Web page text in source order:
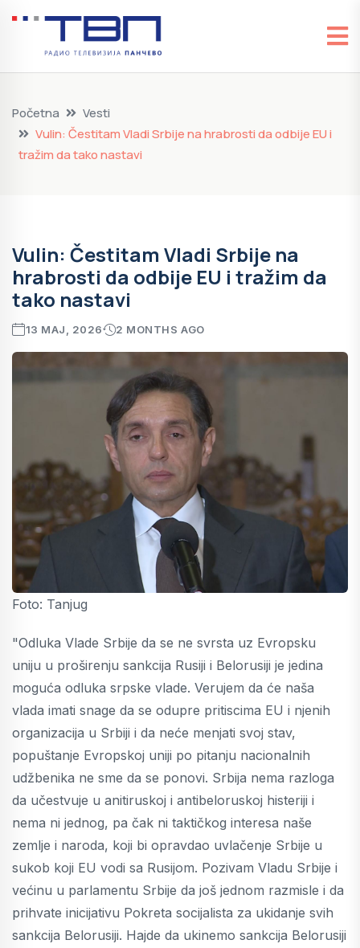
Početna
Vesti
Vulin: Čestitam Vladi Srbije na hrabrosti da odbije EU i
tražim da tako nastavi
Vulin: Čestitam Vladi Srbije na
hrabrosti da odbije EU i tražim da
tako nastavi
13 MAJ, 2026 2 MONTHS AGO
Foto: Tanjug
"Odluka Vlade Srbije da se ne svrsta uz Evropsku
uniju u proširenju sankcija Rusiji i Belorusiji je jedina
moguća odluka srpske vlade. Verujem da će naša
vlada imati snage da se odupre pritiscima EU i njenih
organizacija u Srbiji i da neće menjati svoj stav,
popuštanje Evropskoj uniji po pitanju nacionalnih
udžbenika ne sme da se ponovi. Srbija nema razloga
da učestvuje u anitiruskoj i antibeloruskoj histeriji i
nema ni jednog, pa čak ni taktičkog interesa naše
zemlje i naroda, koji bi opravdao uvlačenje Srbije u
sukob koji EU vodi sa Rusijom. Pozivam Vladu Srbije i
većinu u parlamentu Srbije da još jednom razmisle i da
prihvate inicijativu Pokreta socijalista za ukidanje svih
sankcija Belorusiji. Hajde da ukinemo sankcija Belorusiji